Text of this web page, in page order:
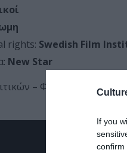
If you
confirm
rights: Swedish Film
New Star
– Φεστιβάλ Καννών